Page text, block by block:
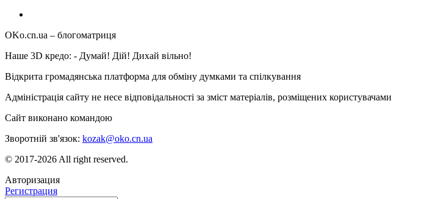
OKo.cn.ua – блогоматриця
Наше 3D кредо: - Думай! Дій! Дихай вільно!
Відкрита громадянська платформа для обміну думками та спілкування
Адміністрація сайту не несе відповідальності за зміст матеріалів, розміщених користувачами
Сайт виконано командою
Зворотній зв'язок: kozak@oko.cn.ua
© 2017-2026 All right reserved.
Авторизация
Регистрация